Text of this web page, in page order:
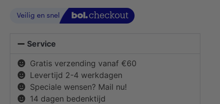
Service
Gratis verzending vanaf €60
Levertijd 2-4 werkdagen
Speciale wensen? Mail nu!
14 dagen bedenktijd